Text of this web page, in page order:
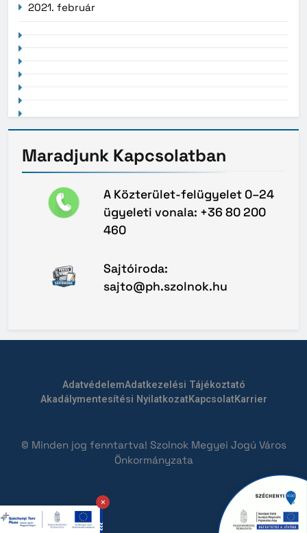
2021. február
Maradjunk Kapcsolatban
A Közterület-felügyelet 0–24
ügyeleti vonala: +36 80 200
460
Sajtóiroda:
sajto@ph.szolnok.hu
AdatvédelemAdatkezelési Tájékoztató
Akadálymentesítési NyilatkozatKapcsolatKarrier
© Minden jog fenntartva! Szolnok Megyei Jogú Város
Önkormányzata
×